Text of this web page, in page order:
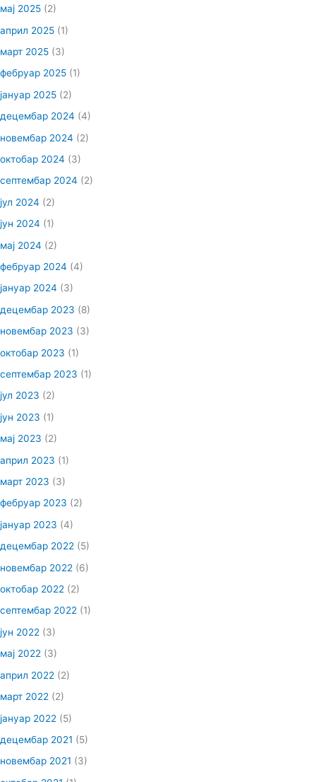
мај 2025 (2)
април 2025 (1)
март 2025 (3)
фебруар 2025 (1)
јануар 2025 (2)
децембар 2024 (4)
новембар 2024 (2)
октобар 2024 (3)
септембар 2024 (2)
јул 2024 (2)
јун 2024 (1)
мај 2024 (2)
фебруар 2024 (4)
јануар 2024 (3)
децембар 2023 (8)
новембар 2023 (3)
октобар 2023 (1)
септембар 2023 (1)
јул 2023 (2)
јун 2023 (1)
мај 2023 (2)
април 2023 (1)
март 2023 (3)
фебруар 2023 (2)
јануар 2023 (4)
децембар 2022 (5)
новембар 2022 (6)
октобар 2022 (2)
септембар 2022 (1)
јун 2022 (3)
мај 2022 (3)
април 2022 (2)
март 2022 (2)
јануар 2022 (5)
децембар 2021 (5)
новембар 2021 (3)